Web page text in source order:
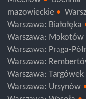
Miechów
Bochnia
mazowieckie
Warszawa: Białołęka
Warszawa: Mokotów
Warszawa: Praga-
Warszawa:
Warszawa: Targówek
Warszawa: Ursynów